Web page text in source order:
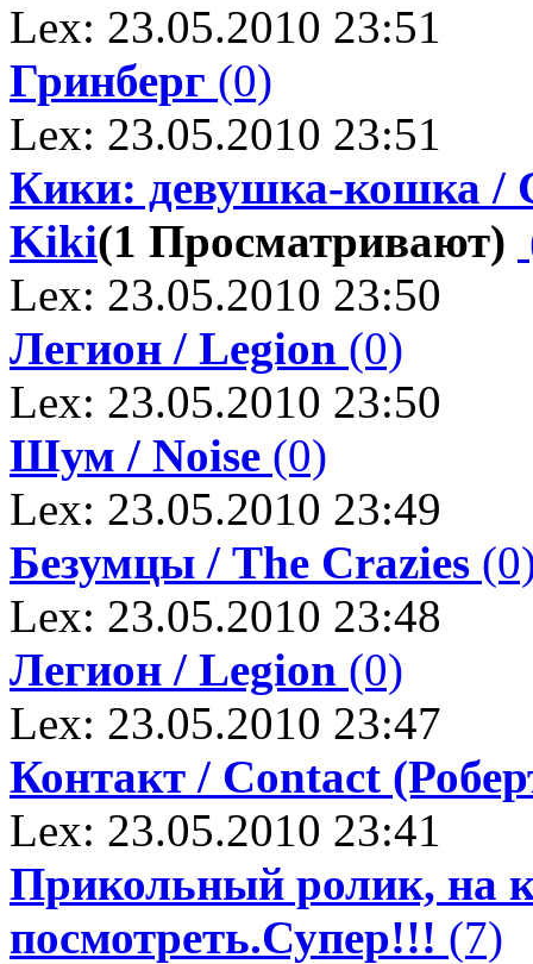
Lex: 23.05.2010 23:51
Гринберг (0)
Lex: 23.05.2010 23:51
Кики: девушка-кошка /
Kiki(1 Просматривают)
Lex: 23.05.2010 23:50
Легион / Legion (0)
Lex: 23.05.2010 23:50
Шум / Noise (0)
Lex: 23.05.2010 23:49
Безумцы / The Crazies
Lex: 23.05.2010 23:48
Легион / Legion (0)
Lex: 23.05.2010 23:47
Контакт / Contact
Lex: 23.05.2010 23:41
Прикольный ролик, на
посмотреть.Супер!!! (7)